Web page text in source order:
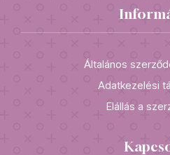
Általános
Adatkezelési
Elállás a